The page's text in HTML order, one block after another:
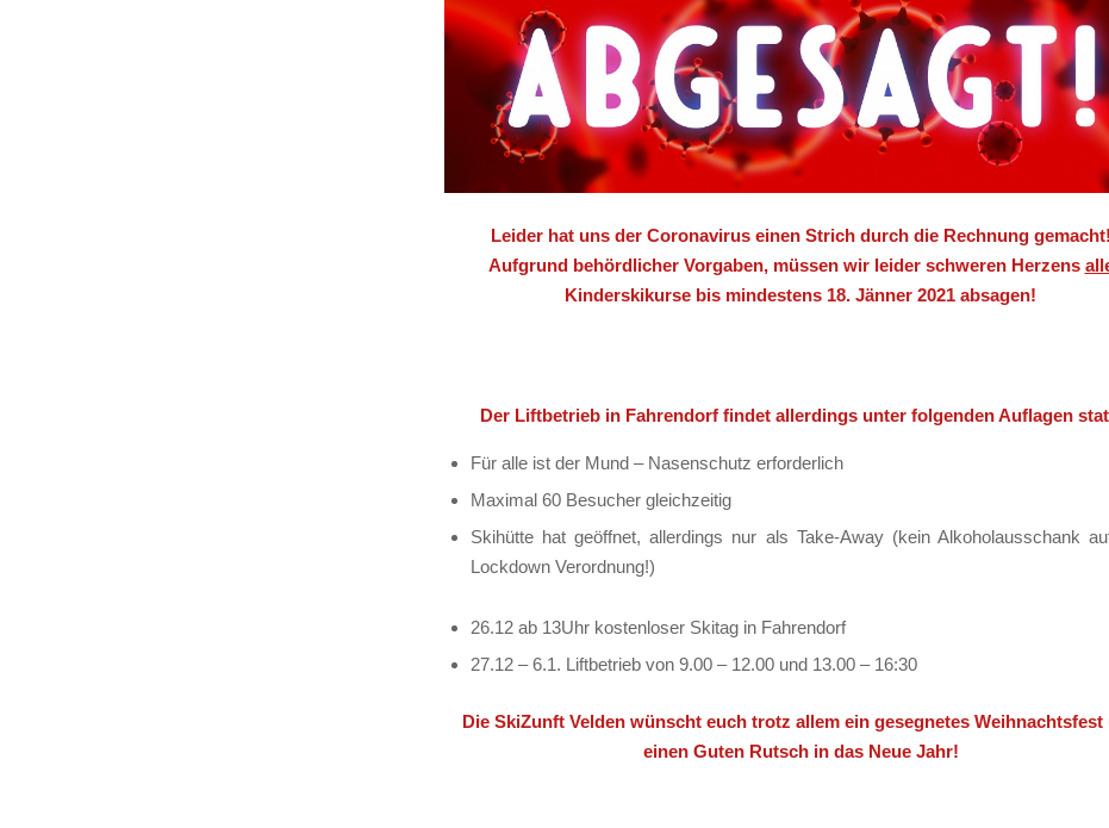
Leider hat uns der Coronavirus einen Strich durch die Rechnung gemacht!
Aufgrund behördlicher Vorgaben, müssen wir leider schweren Herzens
Kinderskikurse bis mindestens 18. Jänner 2021 absagen!
Der Liftbetrieb in Fahrendorf findet allerdings unter folgenden Auflagen
Für alle ist der Mund – Nasenschutz erforderlich
Maximal 60 Besucher gleichzeitig
Skihütte hat geöffnet, allerdings nur als Take-Away (kein Alkoholausschank
Lockdown Verordnung!)
26.12 ab 13Uhr kostenloser Skitag in Fahrendorf
27.12 – 6.1. Liftbetrieb von 9.00 – 12.00 und 13.00 – 16:30
Die SkiZunft Velden wünscht euch trotz allem ein gesegnetes Weihnachtsfest
einen Guten Rutsch in das Neue Jahr!